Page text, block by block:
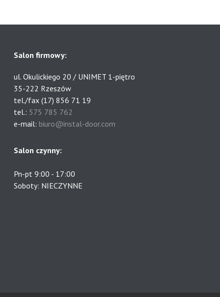
Salon firmowy:
ul. Okulickiego 20 / UNIMET 1-piętro
35-222 Rzeszów
tel./fax (17) 856 71 19
tel.: 575 785 762
e-mail: biuro@instal-door.com
Salon czynny:
Pn-pt 9:00 - 17:00
Soboty: NIECZYNNE